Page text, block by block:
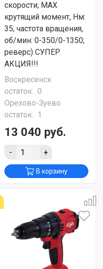
скорости; МАХ
крутящий момент, Нм:
35; частота вращения,
об/мин: 0-350/0-1350;
реверс) СУПЕР
АКЦИЯ!!!
Воскресенск
остаток: 0
Орехово-Зуево
остаток: 1
13 040 руб.
- +
В корзину